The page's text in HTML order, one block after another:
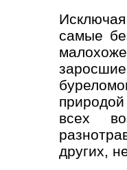
самые
всех
других,